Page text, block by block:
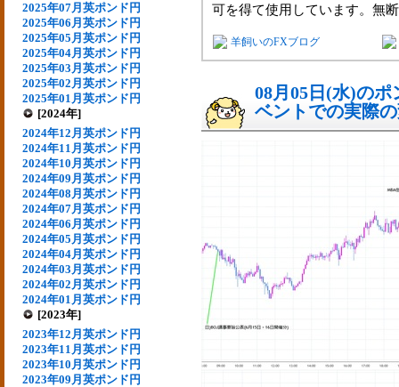
2025年07月英ポンド円
2025年06月英ポンド円
2025年05月英ポンド円
2025年04月英ポンド円
2025年03月英ポンド円
2025年02月英ポンド円
2025年01月英ポンド円
[2024年]
2024年12月英ポンド円
2024年11月英ポンド円
2024年10月英ポンド円
2024年09月英ポンド円
2024年08月英ポンド円
2024年07月英ポンド円
2024年06月英ポンド円
2024年05月英ポンド円
2024年04月英ポンド円
2024年03月英ポンド円
2024年02月英ポンド円
2024年01月英ポンド円
[2023年]
2023年12月英ポンド円
2023年11月英ポンド円
2023年10月英ポンド円
2023年09月英ポンド円
可を得て使用しています。無
羊飼いのFXブログ
08月05日(水)の
ベントでの実際